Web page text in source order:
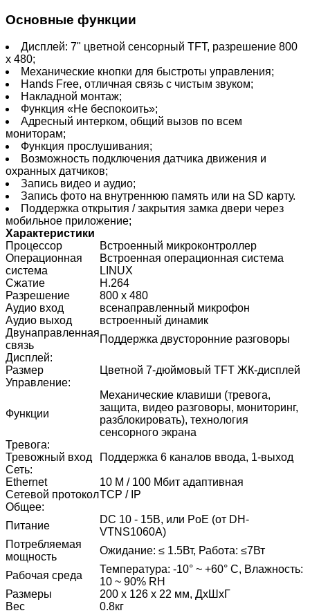
Основные функции
Дисплей: 7" цветной сенсорный TFT, разрешение 800
х 480;
Механические кнопки для быстроты управления;
Hands Free, отличная связь с чистым звуком;
Накладной монтаж;
Функция «Не беспокоить»;
Адресный интерком, общий вызов по всем
мониторам;
Функция прослушивания;
Возможность подключения датчика движения и
охранных датчиков;
Запись видео и аудио;
Запись фото на внутреннюю память или на SD карту.
Поддержка открытия / закрытия замка двери через
мобильное приложение;
Характеристики
Процессор
Встроенный микроконтроллер
Операционная
система
Встроенная операционная система
LINUX
Сжатие
H.264
Разрешение
800 х 480
Аудио вход
всенаправленный микрофон
Аудио выход
встроенный динамик
Двунаправленная
связь
Поддержка двусторонние разговоры
Дисплей:
Размер
Цветной 7-дюймовый TFT ЖК-дисплей
Управление:
Функции
Механические клавиши (тревога,
защита, видео разговоры, мониторинг,
разблокировать), технология
сенсорного экрана
Тревога:
Тревожный вход
Поддержка 6 каналов ввода, 1-выход
Сеть:
Ethernet
10 M / 100 Мбит адаптивная
Сетевой протоколTCP / IP
Общее:
Питание
DC 10 - 15В, или PoE (от DH-
VTNS1060A)
Потребляемая
мощность
Ожидание: ≤ 1.5Вт, Работа: ≤7Вт
Рабочая среда
Температура: -10° ~ +60° С, Влажность:
10 ~ 90% RH
Размеры
200 х 126 х 22 мм, ДхШхГ
Вес
0.8кг